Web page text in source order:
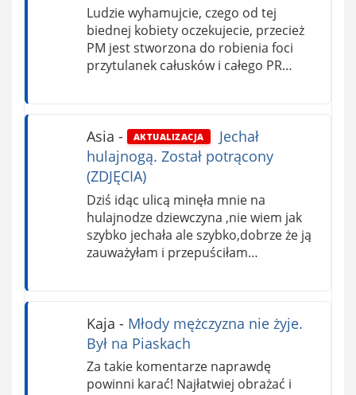
Ludzie wyhamujcie, czego od tej
biednej kobiety oczekujecie, przecież
PM jest stworzona do robienia foci
przytulanek całusków i całego PR…
Asia - AKTUALIZACJA
Jechał
hulajnogą. Został potrącony
(ZDJĘCIA)
Dziś idąc ulicą minęła mnie na
hulajnodze dziewczyna ,nie wiem jak
szybko jechała ale szybko,dobrze że ją
zauważyłam i przepuściłam…
Kaja - Młody mężczyzna nie żyje.
Był na Piaskach
Za takie komentarze naprawdę
powinni karać! Najłatwiej obrażać i